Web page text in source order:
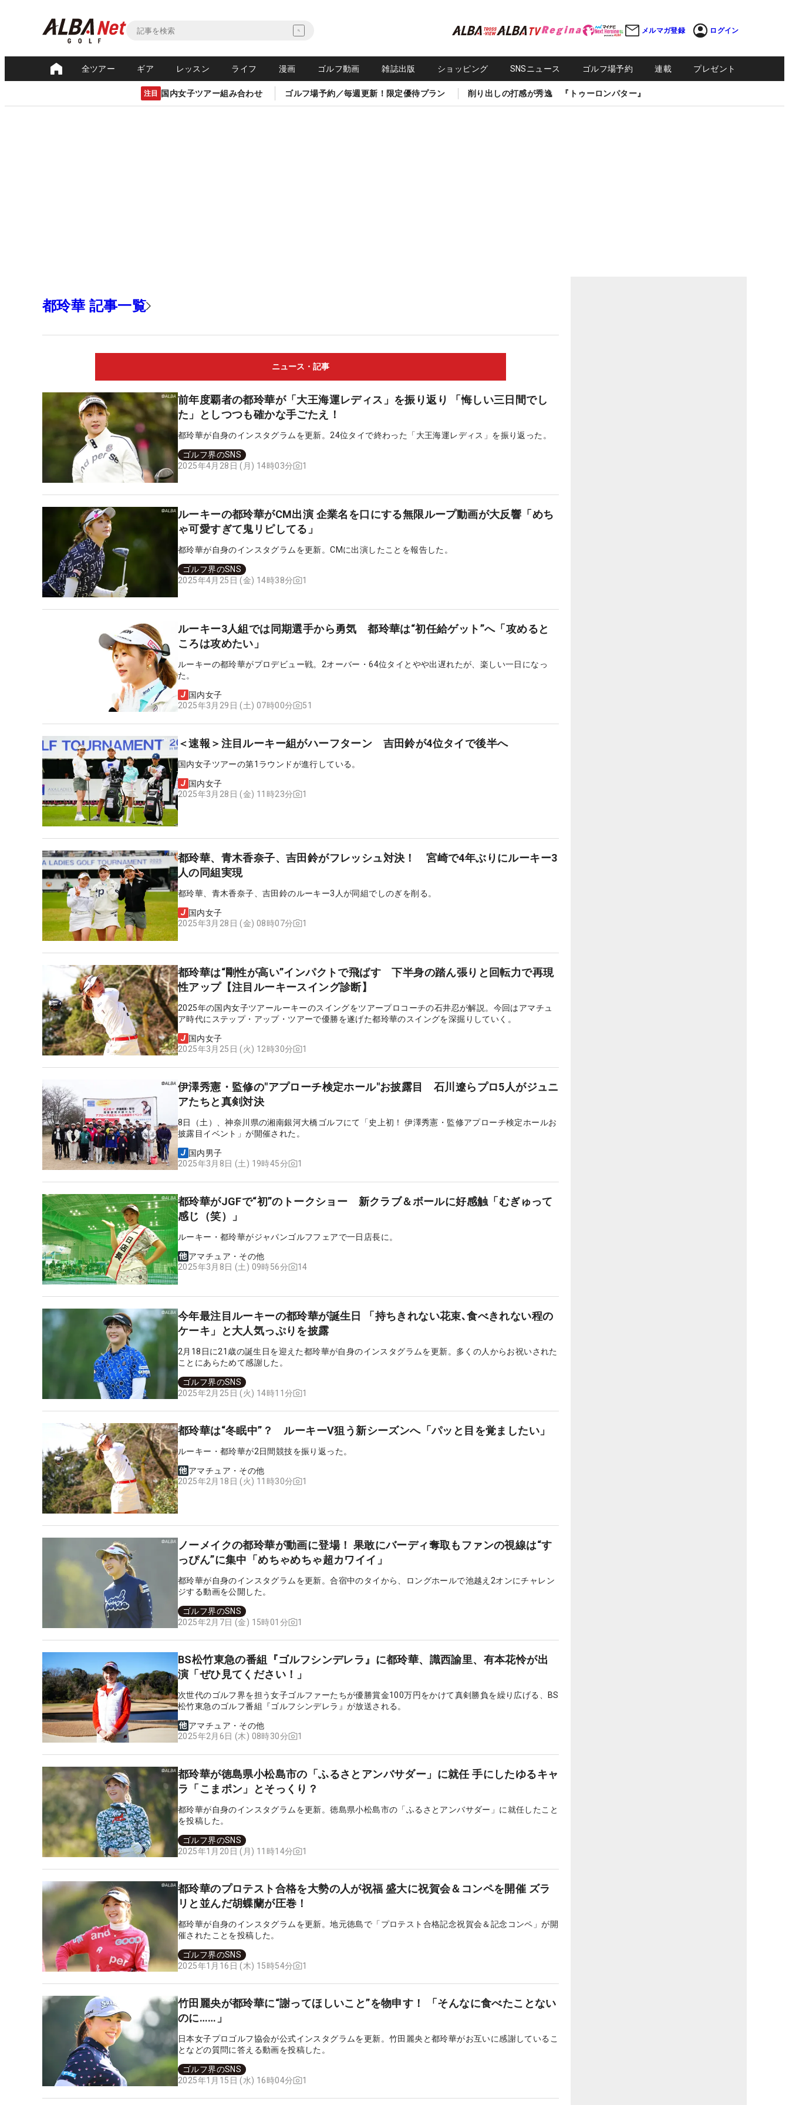
メルマガ登録 ログイン
全ツアー ギア レッスン ライフ 漫画 ゴルフ動画 雑誌出版 ショッピング SNSニュース ゴルフ場予約 連載 プレゼント
注目 国内女子ツアー組み合わせ ゴルフ場予約／毎週更新！限定優待プラン 削り出しの打感が秀逸 『トゥーロンパター』
都玲華 記事一覧
ニュース・記事
前年度覇者の都玲華が「大王海運レディス」を振り返り 「悔しい三日間でし
た」としつつも確かな手ごたえ！
都玲華が自身のインスタグラムを更新。24位タイで終わった「大王海運レディス」を振り返った。
ゴルフ界のSNS
2025年4月28日 (月) 14時03分
1
ルーキーの都玲華がCM出演 企業名を口にする無限ループ動画が大反響「めち
ゃ可愛すぎて鬼リピしてる」
都玲華が自身のインスタグラムを更新。CMに出演したことを報告した。
ゴルフ界のSNS
2025年4月25日 (金) 14時38分
1
ルーキー3人組では同期選手から勇気 都玲華は“初任給ゲット”へ「攻めると
ころは攻めたい」
ルーキーの都玲華がプロデビュー戦。2オーバー・64位タイとやや出遅れたが、楽しい一日になっ
た。
国内女子
2025年3月29日 (土) 07時00分
51
＜速報＞注目ルーキー組がハーフターン 吉田鈴が4位タイで後半へ
国内女子ツアーの第1ラウンドが進行している。
国内女子
2025年3月28日 (金) 11時23分
1
都玲華、青木香奈子、吉田鈴がフレッシュ対決！ 宮崎で4年ぶりにルーキー3
人の同組実現
都玲華、青木香奈子、吉田鈴のルーキー3人が同組でしのぎを削る。
国内女子
2025年3月28日 (金) 08時07分
1
都玲華は“剛性が高い”インパクトで飛ばす 下半身の踏ん張りと回転力で再現
性アップ【注目ルーキースイング診断】
2025年の国内女子ツアールーキーのスイングをツアープロコーチの石井忍が解説。今回はアマチュ
ア時代にステップ・アップ・ツアーで優勝を遂げた都玲華のスイングを深掘りしていく。
国内女子
2025年3月25日 (火) 12時30分
1
伊澤秀憲・監修の"アプローチ検定ホール"お披露目 石川遼らプロ5人がジュニ
アたちと真剣対決
8日（土）、神奈川県の湘南銀河大橋ゴルフにて「史上初！ 伊澤秀憲・監修アプローチ検定ホールお
披露⽬イベント」が開催された。
国内男子
2025年3月8日 (土) 19時45分
1
都玲華がJGFで“初”のトークショー 新クラブ＆ボールに好感触「むぎゅって
感じ（笑）」
ルーキー・都玲華がジャパンゴルフフェアで一日店長に。
アマチュア・その他
2025年3月8日 (土) 09時56分
14
今年最注目ルーキーの都玲華が誕生日 「持ちきれない花束､食べきれない程の
ケーキ」と大人気っぷりを披露
2月18日に21歳の誕生日を迎えた都玲華が自身のインスタグラムを更新。多くの人からお祝いされた
ことにあらためて感謝した。
ゴルフ界のSNS
2025年2月25日 (火) 14時11分
1
都玲華は“冬眠中”？ ルーキーV狙う新シーズンへ「パッと目を覚ましたい」
ルーキー・都玲華が2日間競技を振り返った。
アマチュア・その他
2025年2月18日 (火) 11時30分
1
ノーメイクの都玲華が動画に登場！ 果敢にバーディ奪取もファンの視線は“す
っぴん”に集中「めちゃめちゃ超カワイイ」
都玲華が自身のインスタグラムを更新。合宿中のタイから、ロングホールで池越え2オンにチャレン
ジする動画を公開した。
ゴルフ界のSNS
2025年2月7日 (金) 15時01分
1
BS松竹東急の番組『ゴルフシンデレラ』に都玲華、識西諭里、有本花怜が出
演「ぜひ見てください！」
次世代のゴルフ界を担う女子ゴルファーたちが優勝賞金100万円をかけて真剣勝負を繰り広げる、BS
松竹東急のゴルフ番組『ゴルフシンデレラ』が放送される。
アマチュア・その他
2025年2月6日 (木) 08時30分
1
都玲華が徳島県小松島市の「ふるさとアンバサダー」に就任 手にしたゆるキャ
ラ「こまポン」とそっくり？
都玲華が自身のインスタグラムを更新。徳島県小松島市の「ふるさとアンバサダー」に就任したこと
を投稿した。
ゴルフ界のSNS
2025年1月20日 (月) 11時14分
1
都玲華のプロテスト合格を大勢の人が祝福 盛大に祝賀会＆コンペを開催 ズラ
リと並んだ胡蝶蘭が圧巻！
都玲華が自身のインスタグラムを更新。地元徳島で「プロテスト合格記念祝賀会＆記念コンペ」が開
催されたことを投稿した。
ゴルフ界のSNS
2025年1月16日 (木) 15時54分
1
竹田麗央が都玲華に“謝ってほしいこと”を物申す！ 「そんなに食べたことない
のに……」
日本女子プロゴルフ協会が公式インスタグラムを更新。竹田麗央と都玲華がお互いに感謝しているこ
となどの質問に答える動画を投稿した。
ゴルフ界のSNS
2025年1月15日 (水) 16時04分
1